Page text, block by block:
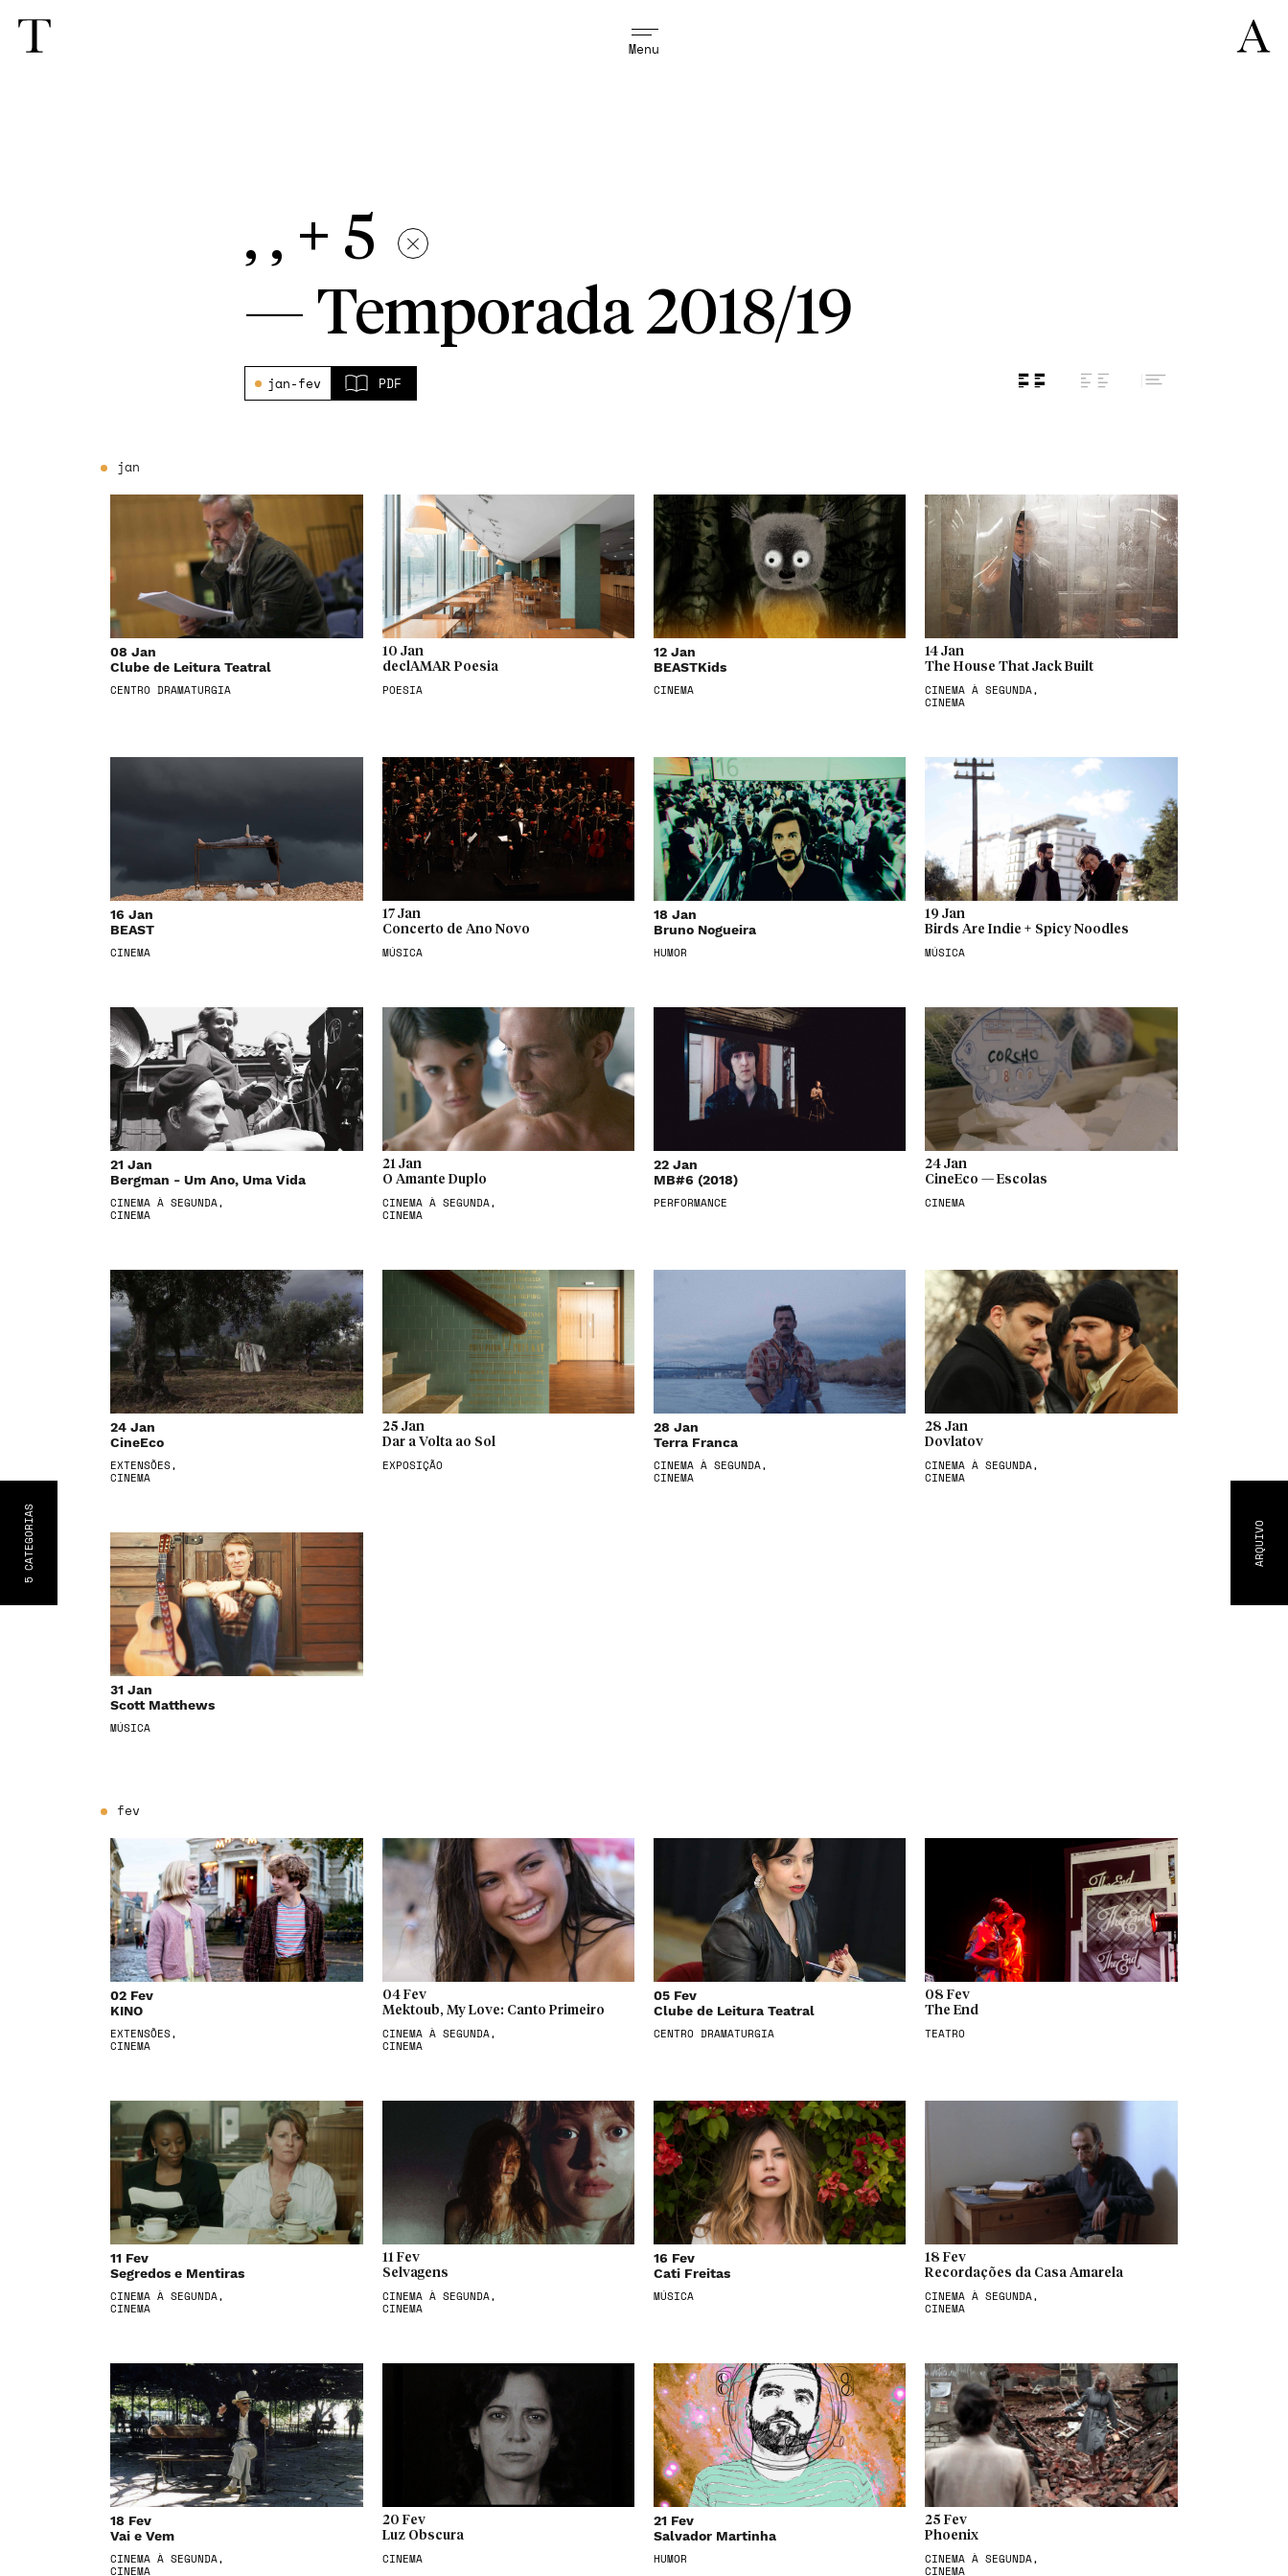
Menu
ARQUIVO
5
CATEGORIA
S
, , + 5
— Temporada 2018/19
jan-fev PDF
jan
08 Jan
Clube de Leitura Teatral
CENTRO DRAMATURGIA
10 Jan
declAMAR Poesia
POESIA
12 Jan
BEASTKids
CINEMA
14 Jan
The House That Jack Built
CINEMA À SEGUNDA,
CINEMA
16 Jan
BEAST
CINEMA
17 Jan
Concerto de Ano Novo
MÚSICA
18 Jan
Bruno Nogueira
HUMOR
19 Jan
Birds Are Indie + Spicy Noodles
MÚSICA
21 Jan
Bergman - Um Ano, Uma Vida
CINEMA À SEGUNDA,
CINEMA
21 Jan
O Amante Duplo
CINEMA À SEGUNDA,
CINEMA
22 Jan
MB#6 (2018)
PERFORMANCE
24 Jan
CineEco — Escolas
CINEMA
24 Jan
CineEco
EXTENSÕES,
CINEMA
25 Jan
Dar a Volta ao Sol
EXPOSIÇÃO
28 Jan
Terra Franca
CINEMA À SEGUNDA,
CINEMA
28 Jan
Dovlatov
CINEMA À SEGUNDA,
CINEMA
31 Jan
Scott Matthews
MÚSICA
fev
02 Fev
KINO
EXTENSÕES,
CINEMA
04 Fev
Mektoub, My Love: Canto Primeiro
CINEMA À SEGUNDA,
CINEMA
05 Fev
Clube de Leitura Teatral
CENTRO DRAMATURGIA
08 Fev
The End
TEATRO
11 Fev
Segredos e Mentiras
CINEMA À SEGUNDA,
CINEMA
11 Fev
Selvagens
CINEMA À SEGUNDA,
CINEMA
16 Fev
Cati Freitas
MÚSICA
18 Fev
Recordações da Casa Amarela
CINEMA À SEGUNDA,
CINEMA
18 Fev
Vai e Vem
CINEMA À SEGUNDA,
CINEMA
20 Fev
Luz Obscura
CINEMA
21 Fev
Salvador Martinha
HUMOR
25 Fev
Phoenix
CINEMA À SEGUNDA,
CINEMA